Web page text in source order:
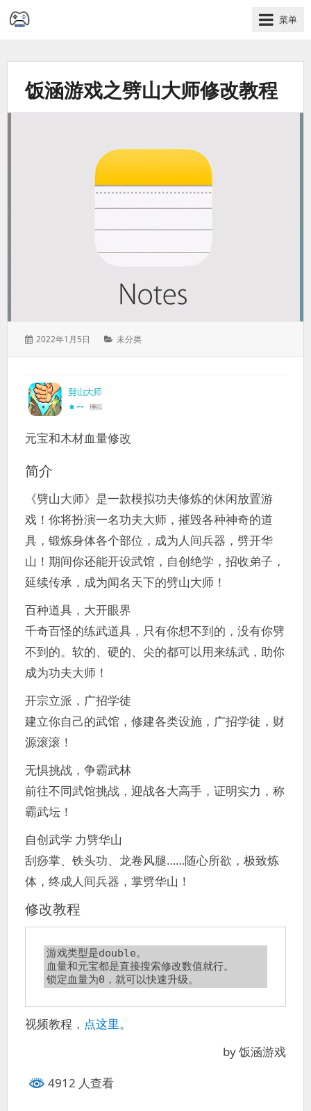
学
发、
件
菜单
饭涵游戏之劈山大师修改教程
发
2022年1月5日
分
未分类
元宝和木材血量修改
简介
《劈山大师》是一款模拟功夫修炼的休闲放置游
戏！你将扮演一名功夫大师，摧毁各种神奇的道
具，锻炼身体各个部位，成为人间兵器，劈开华
山！期间你还能开设武馆，自创绝学，招收弟子，
延续传承，成为闻名天下的劈山大师！
百种道具，大开眼界
千奇百怪的练武道具，只有你想不到的，没有你劈
不到的。软的、硬的、尖的都可以用来练武，助你
成为功夫大师！
开宗立派，广招学徒
建立你自己的武馆，修建各类设施，广招学徒，财
源滚滚！
无惧挑战，争霸武林
前往不同武馆挑战，迎战各大高手，证明实力，称
霸武坛！
自创武学 力劈华山
刮痧掌、铁头功、龙卷风腿……随心所欲，极致炼
体，终成人间兵器，掌劈华山！
修改教程
游戏类型是double。
血量和元宝都是直接搜索修改数值就行。
锁定血量为0，就可以快速升级。
视频教程， 点这里。
by 饭涵游戏
4912 人查看